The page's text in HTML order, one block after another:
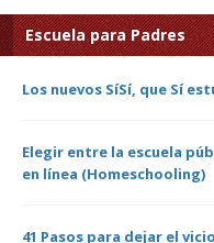
Escuela para Padres
Los nuevos SíSí, que Sí
Elegir entre la escuela
en línea (Homeschooling)
41 Pasos para dejar el